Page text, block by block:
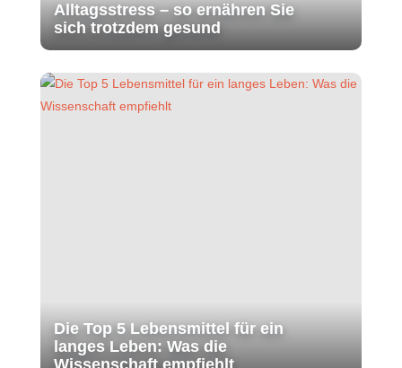
Alltagsstress – so ernähren Sie
sich trotzdem gesund
Die Top 5 Lebensmittel für ein
langes Leben: Was die
Wissenschaft empfiehlt